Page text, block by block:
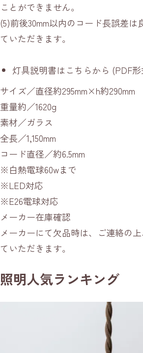
ことができません。
(5)前後30mm以内のコード長誤差
ていただきます。
灯具説明書はこちらから (PDF
サイズ／直径約295mm×h約290mm
重量約／1620g
素材／ガラス
全長／1,150mm
コード直径／約6.5mm
※白熱電球60wまで
※LED対応
※E26電球対応
メーカー在庫確認
メーカーにて欠品時は、ご連絡の
ていただきます。
照明人気ランキング